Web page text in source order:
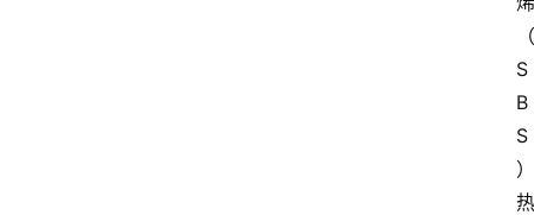
（
S
B
S
）
热